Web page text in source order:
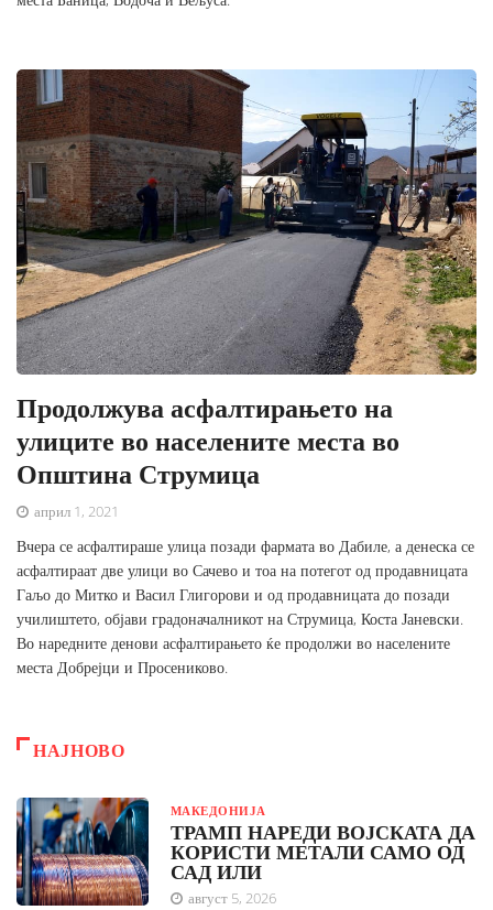
Продолжува асфалтирањето на
улиците во населените места во
Општина Струмица
април 1, 2021
Вчера се асфалтираше улица позади фармата во Дабиле, а денеска се
асфалтираат две улици во Сачево и тоа на потегот од продавницата
Гаљо до Митко и Васил Глигорови и од продавницата до позади
училиштето, објави градоначалникот на Струмица, Коста Јаневски.
Во наредните денови асфалтирањето ќе продолжи во населените
места Добрејци и Просениково.
НАЈНОВО
МАКЕДОНИЈА
ТРАМП НАРЕДИ ВОЈСКАТА ДА
КОРИСТИ МЕТАЛИ САМО ОД
САД ИЛИ
август 5, 2026